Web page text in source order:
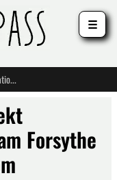
Choreografisches Objekt "Aviariation" von William Forsythe ab 4. Juni 2013 auf dem Theaterplatz in Basel
Forsythe
☰